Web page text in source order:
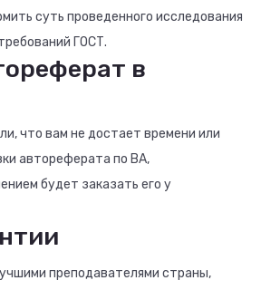
суть проведенного исследования
ГОСТ.
в
что вам не достает времени или
автореферата по ВА,
будет заказать его у
преподавателями страны,